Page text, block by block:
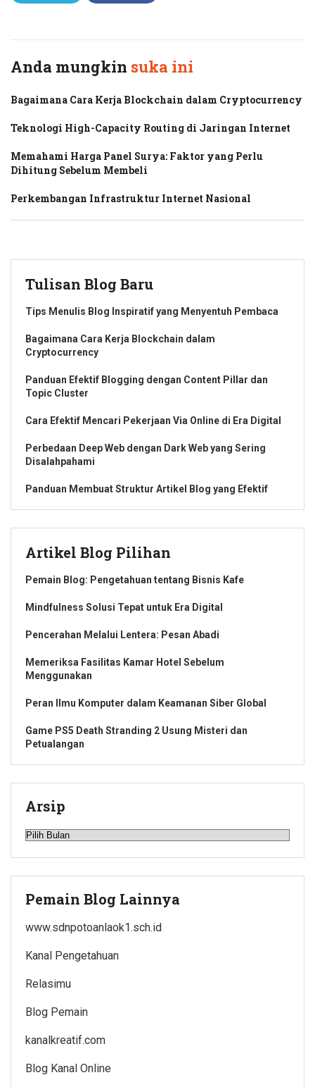
Anda mungkin suka ini
Bagaimana Cara Kerja Blockchain dalam Cryptocurrency
Teknologi High-Capacity Routing di Jaringan Internet
Memahami Harga Panel Surya: Faktor yang Perlu
Dihitung Sebelum Membeli
Perkembangan Infrastruktur Internet Nasional
Tulisan Blog Baru
Tips Menulis Blog Inspiratif yang Menyentuh Pembaca
Bagaimana Cara Kerja Blockchain dalam
Cryptocurrency
Panduan Efektif Blogging dengan Content Pillar dan
Topic Cluster
Cara Efektif Mencari Pekerjaan Via Online di Era Digital
Perbedaan Deep Web dengan Dark Web yang Sering
Disalahpahami
Panduan Membuat Struktur Artikel Blog yang Efektif
Artikel Blog Pilihan
Pemain Blog: Pengetahuan tentang Bisnis Kafe
Mindfulness Solusi Tepat untuk Era Digital
Pencerahan Melalui Lentera: Pesan Abadi
Memeriksa Fasilitas Kamar Hotel Sebelum
Menggunakan
Peran Ilmu Komputer dalam Keamanan Siber Global
Game PS5 Death Stranding 2 Usung Misteri dan
Petualangan
Arsip
Arsip
Pemain Blog Lainnya
www.sdnpotoanlaok1.sch.id
Kanal Pengetahuan
Relasimu
Blog Pemain
kanalkreatif.com
Blog Kanal Online